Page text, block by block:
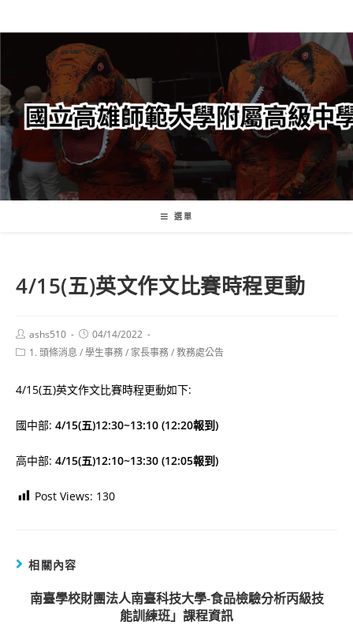
轉
要
內
容
選單
4/15(五)英文作文比賽時程更動
Post
author:
ashs510
Post
published:
04/14/2022
Post1. 頭條消息 /學生事務/ 家長事務/教務處公告
4/15(五)英文作文比賽時程更動如下:
國中部: 4/15(五)12:30~13:10 (12:20報到)
高中部: 4/15(五)12:10~13:30 (12:05報到)
Post Views: 130
相關內容
南臺學校財團法人南臺科技大學-食品檢驗分析丙級技
能訓練班」課程資訊